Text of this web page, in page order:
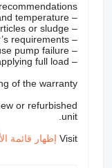
– Fill the pump with the correct hydraulic oil according to the recommended specification and temperature.
– Check the hydraulic system for contamination, metal particles or sludge.
– Replace all hydraulic filters with new ones, in line with the manufacturer’s requirements.
– Inspect hoses, valves and hydraulic connections – leaks or damage may cause pump failure.
– Properly bleed the system and perform initial startup before applying full load.
of the warranty.
or refurbished
unit.
Visit إظهار قائمة